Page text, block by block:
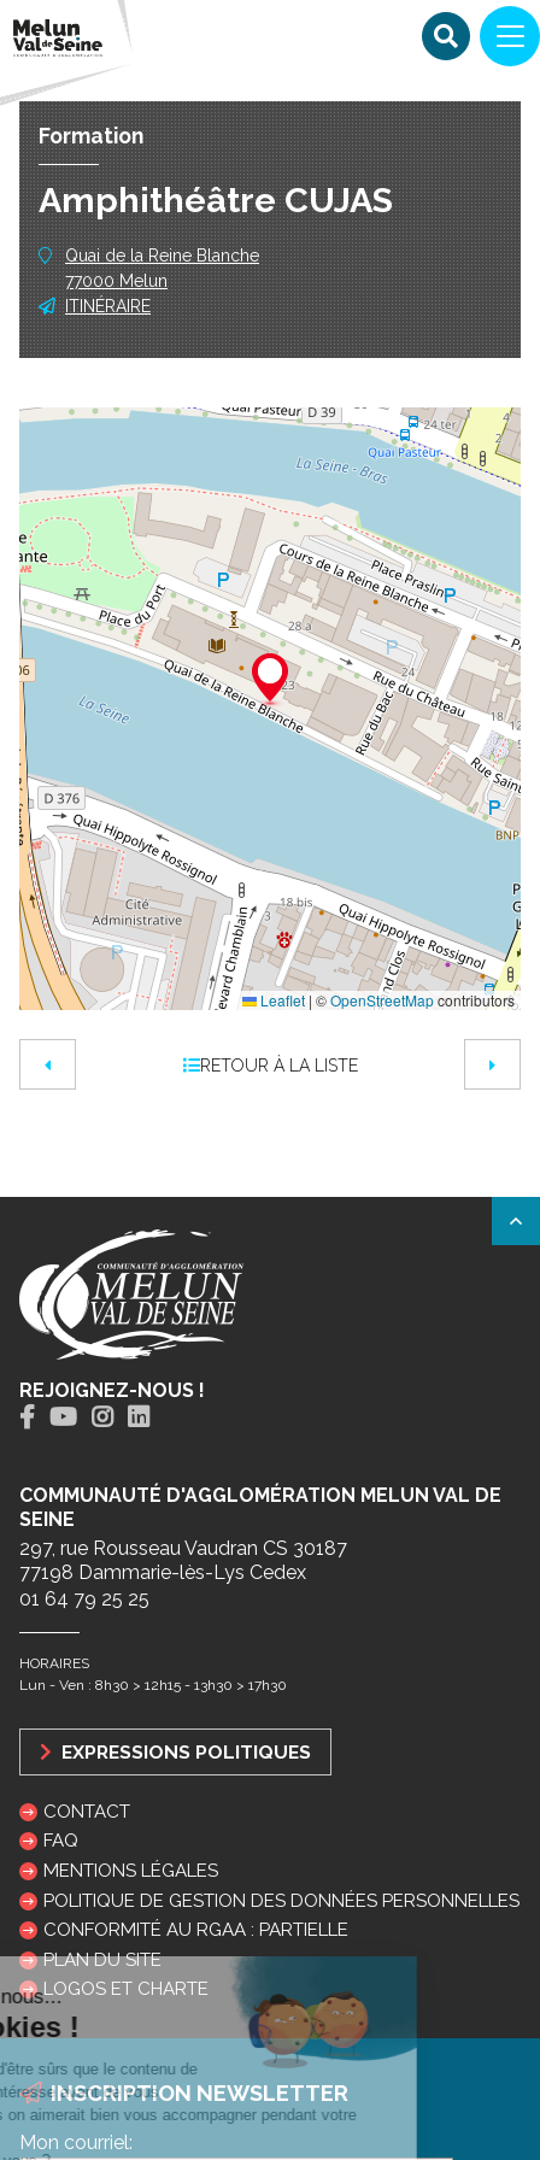
Formation
Amphithéâtre CUJAS
Quai de la Reine Blanche
77000 Melun
ITINÉRAIRE
Leaflet | ©OpenStreetMapcontributors
RETOUR À LA LISTE
REJOIGNEZ-NOUS !
COMMUNAUTÉ D'AGGLOMÉRATION MELUN VAL DE
SEINE
297, rue Rousseau Vaudran CS 30187
77198 Dammarie-lès-Lys Cedex
01 64 79 25 25
HORAIRES
Lun - Ven : 8h30 > 12h15 - 13h30 > 17h30
EXPRESSIONS POLITIQUES
CONTACT
FAQ
MENTIONS LÉGALES
POLITIQUE DE GESTION DES DONNÉES PERSONNELLES
CONFORMITÉ AU RGAA : PARTIELLE
PLAN DU SITE
LOGOS ET CHARTE
INSCRIPTION NEWSLETTER
Mon courriel: